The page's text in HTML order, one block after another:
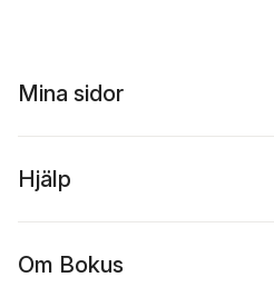
Mina sidor
Hjälp
Om Bokus